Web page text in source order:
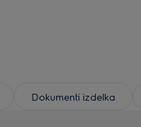
Dokumenti izdelka